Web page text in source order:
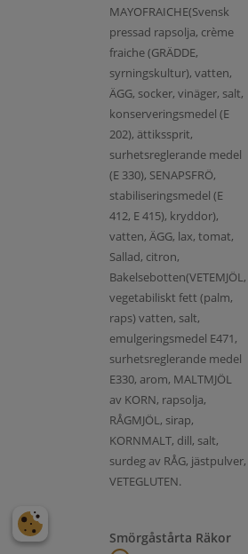
MAYOFRAICHE(Svensk
pressad rapsolja, crème
fraiche (GRÄDDE,
syrningskultur), vatten,
ÄGG, socker, vinäger, salt,
konserveringsmedel (E
202), ättikssprit,
surhetsreglerande medel
(E 330), SENAPSFRÖ,
stabiliseringsmedel (E
412, E 415), kryddor),
vatten, ÄGG, lax, tomat,
Sallad, citron,
Bakelsebotten(VETEMJÖL,
vegetabiliskt fett (palm,
raps) vatten, salt,
emulgeringsmedel E471,
surhetsreglerande medel
E330, arom, MALTMJÖL
av KORN, rapsolja,
RÅGMJÖL, sirap,
KORNMALT, dill, salt,
surdeg av RÅG, jästpulver,
VETEGLUTEN.
Smörgåstårta Räkor